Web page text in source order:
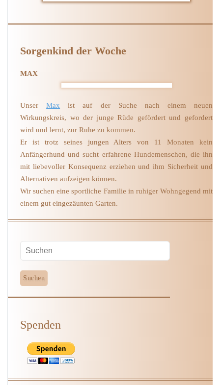
Sorgenkind der Woche
MAX
UnserMax ist auf der Suche nach einem neuen
Wirkungskreis, wo der junge Rüde gefördert und gefordert
wird und lernt, zur Ruhe zu kommen.
Er ist trotz seines jungen Alters von 11 Monaten kein
Anfängerhund und sucht erfahrene Hundemenschen, die ihn
mit liebevoller Konsequenz erziehen und ihm Sicherheit und
Alternativen aufzeigen können.
Wir suchen eine sportliche Familie in ruhiger Wohngegend mit
einem gut eingezäunten Garten.
Spenden